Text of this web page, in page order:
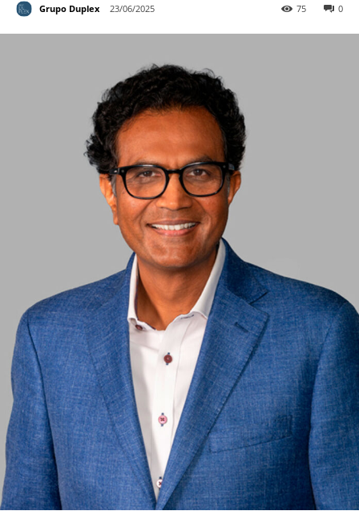
Grupo Duplex 23/06/2025 0
75